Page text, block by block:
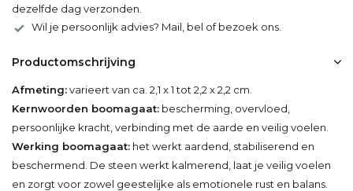
dezelfde dag verzonden.
Wil je persoonlijk advies? Mail, bel of bezoek ons.
Productomschrijving
Afmeting:varieert van ca. 2,1 x 1 tot 2,2 x 2,2 cm.
Kernwoorden boomagaat: bescherming, overvloed,
persoonlijke kracht, verbinding met de aarde en veilig voelen.
Werking boomagaat: het werkt aardend, stabiliserend en
beschermend. De steen werkt kalmerend, laat je veilig voelen
en zorgt voor zowel geestelijke als emotionele rust en balans.